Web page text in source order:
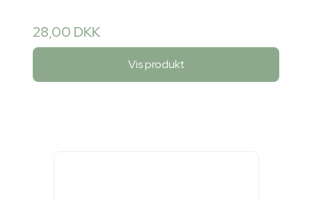
28,00 DKK
Vis produkt